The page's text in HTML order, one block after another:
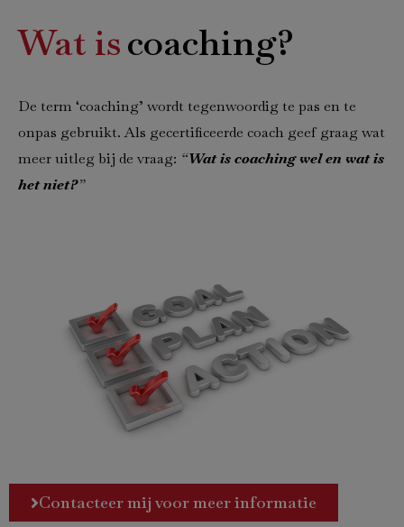
Wat iscoaching?
De term ‘coaching’ wordt tegenwoordig te pas en te
onpas gebruikt. Als gecertificeerde coach geef graag wat
meer uitleg bij de vraag: “Wat is coaching wel en wat is
het niet?”
Contacteer mij voor meer informatie